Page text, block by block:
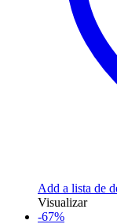
Add a lista de
Visualizar
-67%